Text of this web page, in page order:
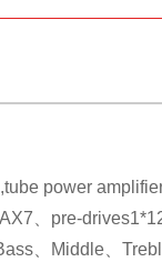
power
、pre-
、Middle、